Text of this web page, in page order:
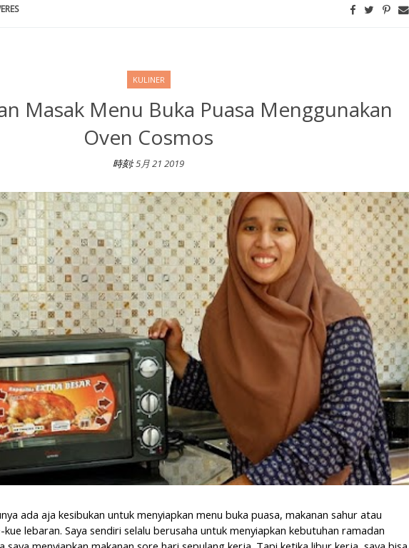
KULINER
Masak Menu Buka Puasa Menggunakan
Oven Cosmos
時刻:5月 21 2019
Buka Puasa Menggunakan Oven Cosmos
ada aja kesibukan untuk menyiapkan menu buka puasa, makanan sahur atau
lebaran. Saya sendiri selalu berusaha untuk menyiapkan kebutuhan ramadan